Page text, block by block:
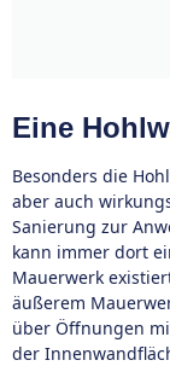
Eine
Besonders die
aber auch
Sanierung zur
kann immer dort
Mauerwerk
äußerem
über Öffnungen
der